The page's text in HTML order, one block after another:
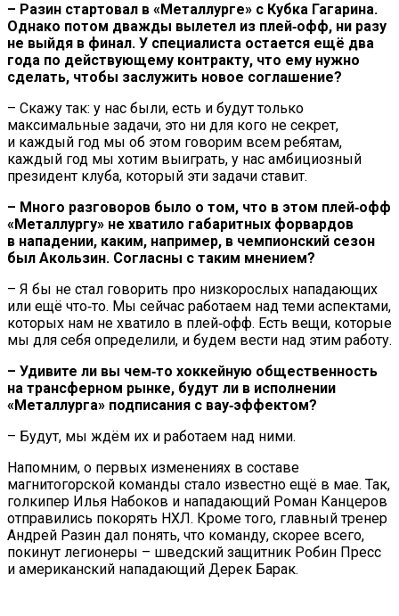
– Разин стартовал в «Металлурге» с Кубка Гагарина.
Однако потом дважды вылетел из плей‑офф, ни разу
не выйдя в финал. У специалиста остается ещё два
года по действующему контракту, что ему нужно
сделать, чтобы заслужить новое соглашение?
– Скажу так: у нас были, есть и будут только
максимальные задачи, это ни для кого не секрет,
и каждый год мы об этом говорим всем ребятам,
каждый год мы хотим выиграть, у нас амбициозный
президент клуба, который эти задачи ставит.
– Много разговоров было о том, что в этом плей‑офф
«Металлургу» не хватило габаритных форвардов
в нападении, каким, например, в чемпионский сезон
был Акользин. Согласны с таким мнением?
– Я бы не стал говорить про низкорослых нападающих
или ещё что‑то. Мы сейчас работаем над теми аспектами,
которых нам не хватило в плей‑офф. Есть вещи, которые
мы для себя определили, и будем вести над этим работу.
– Удивите ли вы чем‑то хоккейную общественность
на трансферном рынке, будут ли в исполнении
«Металлурга» подписания с вау‑эффектом?
– Будут, мы ждём их и работаем над ними.
Напомним, о первых изменениях в составе
магнитогорской команды стало известно ещё в мае. Так,
голкипер Илья Набоков и нападающий Роман Канцеров
отправились покорять НХЛ. Кроме того, главный тренер
Андрей Разин дал понять, что команду, скорее всего,
покинут легионеры – шведский защитник Робин Пресс
и американский нападающий Дерек Барак.